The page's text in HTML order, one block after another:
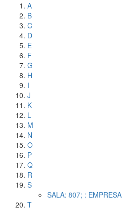
A
B
C
D
E
F
G
H
I
J
K
L
M
N
O
P
Q
R
S
SALA: 807; : EMPRESA
T